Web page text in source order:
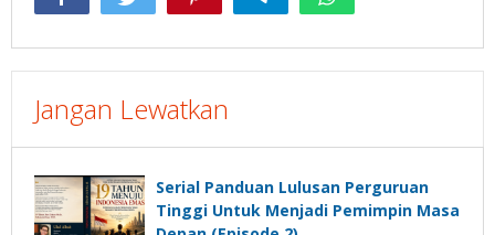
Jangan Lewatkan
Serial Panduan Lulusan Perguruan
Tinggi Untuk Menjadi Pemimpin Masa